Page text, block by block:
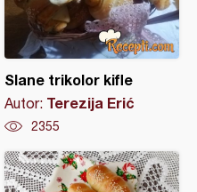
Slane trikolor kifle
Autor: Terezija Erić
2355